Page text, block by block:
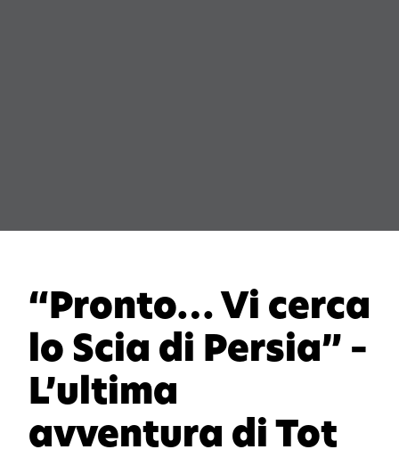
“Pronto… Vi cerca
lo Scia di Persia” –
L’ultima
avventura di Tot